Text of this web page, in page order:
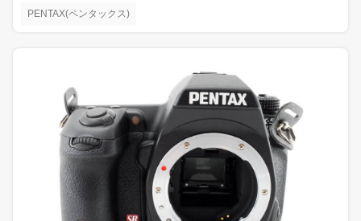
PENTAX(ペンタックス)